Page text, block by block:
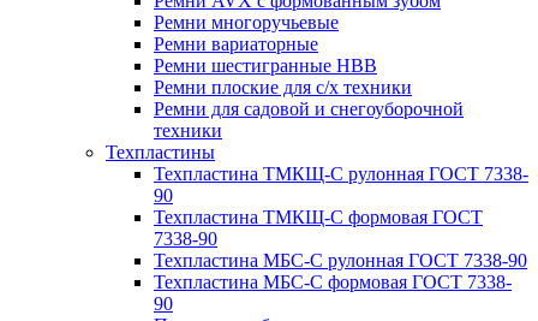
Ремни многоручьевые
Ремни вариаторные
Ремни шестигранные HBB
Ремни плоские для с/х техники
Ремни для садовой и снегоуборочной
техники
Техпластины
Техпластина ТМКЩ-С рулонная ГОСТ 7338-
90
Техпластина ТМКЩ-С формовая ГОСТ
7338-90
Техпластина МБС-С рулонная ГОСТ 7338-90
Техпластина МБС-С формовая ГОСТ 7338-
90